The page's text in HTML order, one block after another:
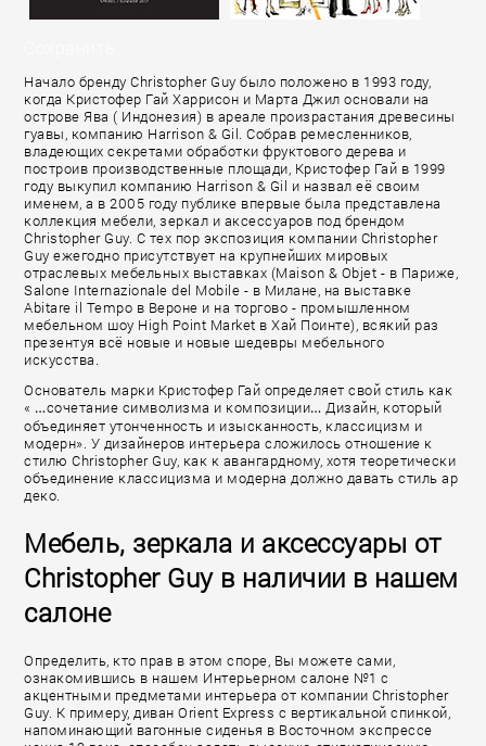
Начало бренду Christopher Guy было положено в 1993 году,
когда Кристофер Гай Харрисон и Марта Джил основали на
острове Ява ( Индонезия) в ареале произрастания древесины
гуавы, компанию Harrison & Gil. Собрав ремесленников,
владеющих секретами обработки фруктового дерева и
построив производственные площади, Кристофер Гай в 1999
году выкупил компанию Harrison & Gil и назвал её своим
именем, а в 2005 году публике впервые была представлена
коллекция мебели, зеркал и аксессуаров под брендом
Christopher Guy. С тех пор экспозиция компании Christopher
Guy ежегодно присутствует на крупнейших мировых
отраслевых мебельных выставках (Maison & Objet - в Париже,
Salone Internazionale del Mobile - в Милане, на выставке
Abitare il Tempo в Вероне и на торгово - промышленном
мебельном шоу High Point Market в Хай Поинте), всякий раз
презентуя всё новые и новые шедевры мебельного
искусства.
Основатель марки Кристофер Гай определяет свой стиль как
« …сочетание символизма и композиции… Дизайн, который
объединяет утонченность и изысканность, классицизм и
модерн». У дизайнеров интерьера сложилось отношение к
стилю Christopher Guy, как к авангардному, хотя теоретически
объединение классицизма и модерна должно давать стиль ар
деко.
Мебель, зеркала и аксессуары от
Christopher Guy в наличии в нашем
салоне
Определить, кто прав в этом споре, Вы можете сами,
ознакомившись в нашем Интерьерном салоне №1 с
акцентными предметами интерьера от компании Christopher
Guy. К примеру, диван Orient Express с вертикальной спинкой,
напоминающий вагонные сиденья в Восточном экспрессе